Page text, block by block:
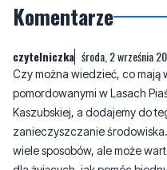
Czy można wiedzieć, co
Kaszubskiej, a dodajemy do
zanieczyszczanie
wiele sposobów, ale może
dla żyjących, jak pomóc
którzy pamiętają tamte
nas - nieliczni, ale są. Czy